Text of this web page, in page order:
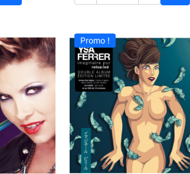
Ajouter au panier
Promo !